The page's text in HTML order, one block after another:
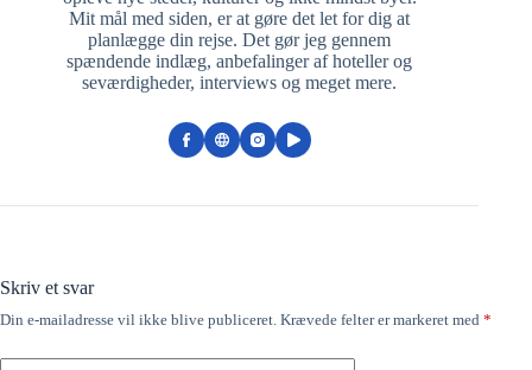
Mit mål med siden, er at gøre det let for dig at
planlægge din rejse. Det gør jeg gennem
spændende indlæg, anbefalinger af hoteller og
seværdigheder, interviews og meget mere.
Skriv et svar
Din e-mailadresse vil ikke blive publiceret. Krævede felter er markeret med *